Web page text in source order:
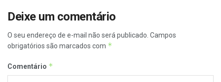
Deixe um comentário
O seu endereço de e-mail não será publicado. Campos
obrigatórios são marcados com *
Comentário *